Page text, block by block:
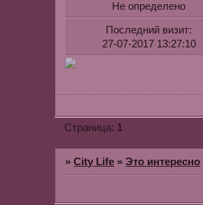
Не определено
Последний визит:
27-07-2017 13:27:10
Страница: 1
»City Life »Это интересно